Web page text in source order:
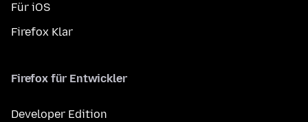
Für iOS
Firefox Klar
Firefox für Entwickler
Developer Edition